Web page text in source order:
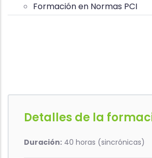
Formación en Normas PCI
Detalles de la
Duración: 40 horas (sincrónicas)